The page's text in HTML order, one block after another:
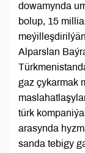
dowamynda
bolup, 15
Alparslan
gaz çykarmak
türk
arasynda
sanda tebigy